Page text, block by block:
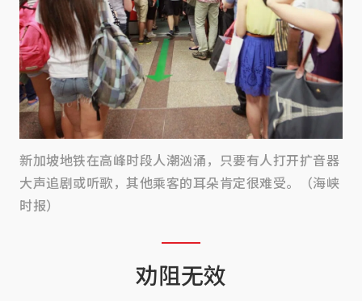
新加坡地铁在高峰时段人潮汹涌，只要有人打开扩音器
大声追剧或听歌，其他乘客的耳朵肯定很难受。（海峡
时报）
劝阻无效